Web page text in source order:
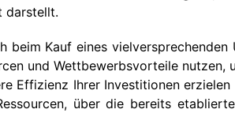
darstellt.
Kauf eines vielversprechenden
und Wettbewerbsvorteile nutzen,
Effizienz Ihrer Investitionen
über die bereits